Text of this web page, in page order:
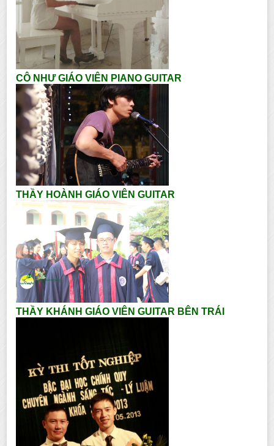
CÔ NHƯ GIÁO VIÊN PIANO GUITAR
THẦY HOÀNH GIÁO VIÊN GUITAR
THẦY KHÁNH GIÁO VIÊN GUITAR BÊN TRÁI